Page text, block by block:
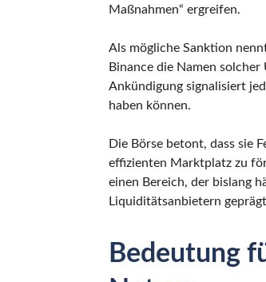
Maßnahmen“ ergreifen.
Als mögliche Sanktion
Binance die Namen
Ankündigung signalisiert
haben können.
Die Börse betont, dass sie
effizienten Marktplatz zu
einen Bereich, der bislang
Liquiditätsanbietern
Bedeutung